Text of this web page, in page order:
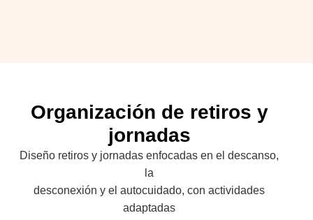
Organización de retiros y
jornadas
Diseño retiros y jornadas enfocadas en el descanso,
la
desconexión y el autocuidado, con actividades
adaptadas